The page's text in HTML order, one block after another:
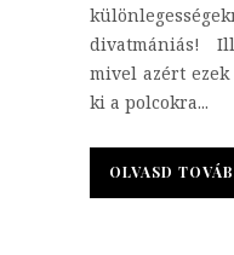
divatmániás!
mivel azért
ki a polcokra...
OLVASD
OLVASD